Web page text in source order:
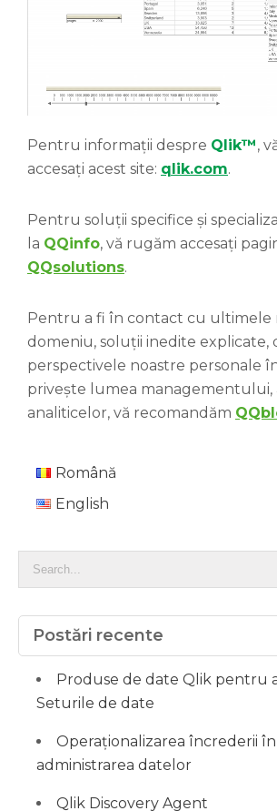
Pentru informații despre Qlik™,
accesați acest site: qlik.com.
Pentru soluții specifice și
la QQinfo, vă rugăm accesați
QQsolutions.
Pentru a fi în contact cu ultimele
domeniu, soluții inedite explicate,
perspectivele noastre personale
privește lumea managementului,
analiticelor, vă recomandăm
Română
English
Postări recente
Produse de date Qlik pentru
Seturile de date
Operaționalizarea încrederii
administrarea datelor
Qlik Discovery Agent